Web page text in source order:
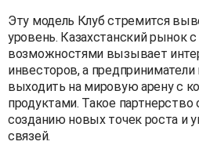
Эту модель Клуб стремится
уровень. Казахстанский рынок
возможностями вызывает
инвесторов, а предприниматели
выходить на мировую арену с
продуктами. Такое
созданию новых точек роста и
связей.